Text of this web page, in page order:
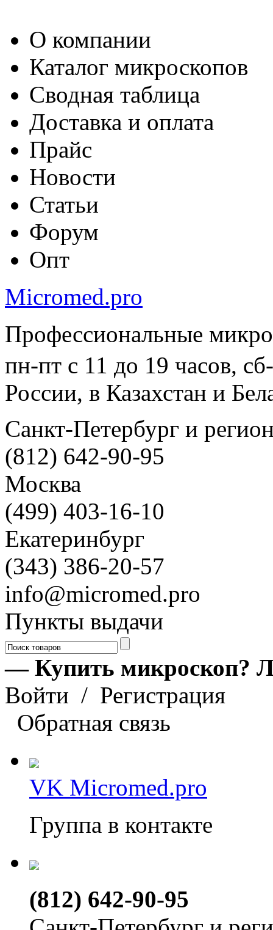
О компании
Каталог микроскопов
Сводная таблица
Доставка и оплата
Прайс
Новости
Статьи
Форум
Опт
Micromed.pro
Профессиональные
пн-пт с 11 до 19 часов,
России, в Казахстан и
Санкт-Петербург и
(812) 642-90-95
Москва
(499) 403-16-10
Екатеринбург
(343) 386-20-57
info@micromed.pro
Пункты выдачи
— Купить микроскоп?
Войти / Регистрация
Обратная связь
VK Micromed.pro
Группа в контакте
(812) 642-90-95